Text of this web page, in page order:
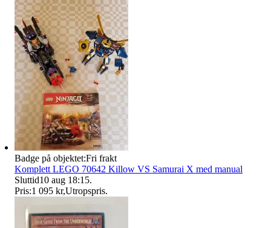
Badge på objektet:Fri frakt
Komplett LEGO 70642 Killow VS Samurai X med manual
Sluttid10 aug 18:15.
Pris:1 095 kr,Utropspris.